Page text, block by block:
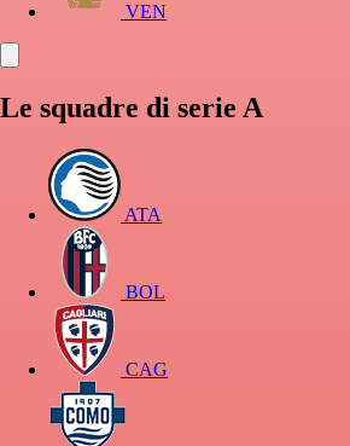
VEN
Le squadre di serie A
ATA
BOL
CAG